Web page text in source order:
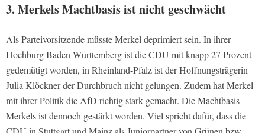
3. Merkels Machtbasis ist nicht geschwächt
Als Parteivorsitzende müsste Merkel deprimiert sein. In ihrer
Hochburg Baden-Württemberg ist die CDU mit knapp 27 Prozent
gedemütigt worden, in Rheinland-Pfalz ist der Hoffnungsträgerin
Julia Klöckner der Durchbruch nicht gelungen. Zudem hat Merkel
mit ihrer Politik die AfD richtig stark gemacht. Die Machtbasis
Merkels ist dennoch gestärkt worden. Viel spricht dafür, dass die